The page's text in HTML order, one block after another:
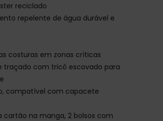
reciclado
repelente de água durável e
costuras em zonas críticas
traçado com tricô escovado para
compatível com capacete
cartão na manga, 2 bolsos com